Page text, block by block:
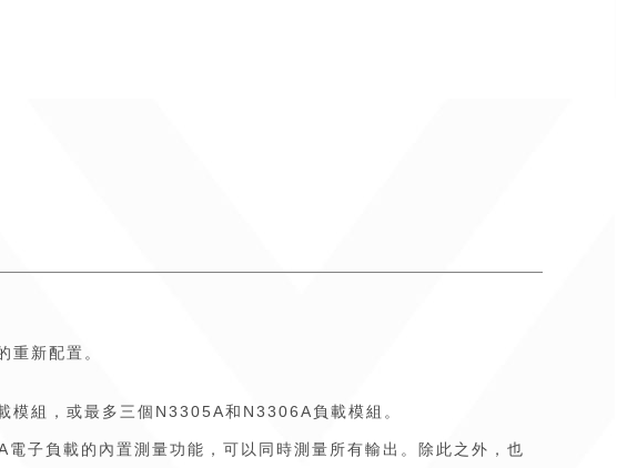
新配置。
組，或最多三個N3305A和N3306A負載模組。
子負載的內置測量功能，可以同時測量所有輸出。除此之外，也